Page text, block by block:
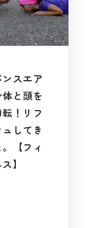
スエア
と頭を
！リフ
してき
【フィ
】